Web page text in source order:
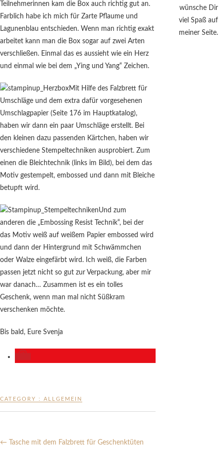
Teilnehmerinnen kam die Box auch richtig gut an.
Farblich habe ich mich für Zarte Pflaume und
Lagunenblau entschieden. Wenn man richtig exakt
arbeitet kann man die Box sogar auf zwei Arten
verschließen. Einmal das es aussieht wie ein Herz
und einmal wie bei dem „Ying und Yang“ Zeichen.
Mit Hilfe des Falzbrett für
Umschläge und dem extra dafür vorgesehenen
Umschlagpapier (Seite 176 im Hauptkatalog),
haben wir dann ein paar Umschläge erstellt. Bei
den kleinen dazu passenden Kärtchen, haben wir
verschiedene Stempeltechniken ausprobiert. Zum
einen die Bleichtechnik (links im Bild), bei dem das
Motiv gestempelt, embossed und dann mit Bleiche
betupft wird.
Und zum
anderen die „Embossing Resist Technik“, bei der
das Motiv weiß auf weißem Papier embossed wird
und dann der Hintergrund mit Schwämmchen
oder Walze eingefärbt wird. Ich weiß, die Farben
passen jetzt nicht so gut zur Verpackung, aber mir
war danach… Zusammen ist es ein tolles
Geschenk, wenn man mal nicht Süßkram
verschenken möchte.
Bis bald, Eure Svenja
CATEGORY : ALLGEMEIN
← Tasche mit dem Falzbrett für Geschenktüten
wünsche Dir
viel Spaß auf
meiner Seite.